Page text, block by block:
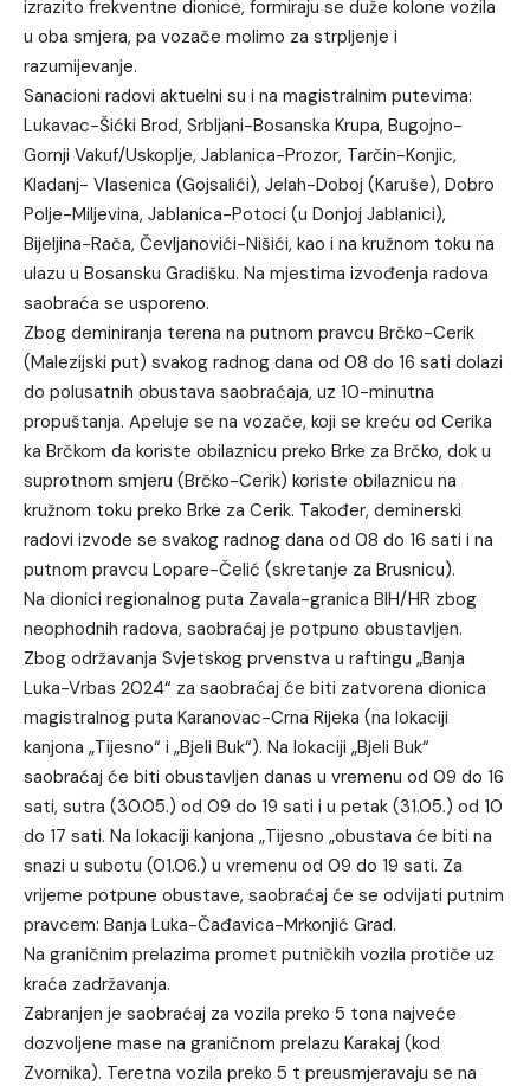
izrazito frekventne dionice, formiraju se duže kolone vozila
u oba smjera, pa vozače molimo za strpljenje i
razumijevanje.
Sanacioni radovi aktuelni su i na magistralnim putevima:
Lukavac-Šićki Brod, Srbljani-Bosanska Krupa, Bugojno-
Gornji Vakuf/Uskoplje, Jablanica-Prozor, Tarčin-Konjic,
Kladanj- Vlasenica (Gojsalići), Jelah-Doboj (Karuše), Dobro
Polje-Miljevina, Jablanica-Potoci (u Donjoj Jablanici),
Bijeljina-Rača, Čevljanovići-Nišići, kao i na kružnom toku na
ulazu u Bosansku Gradišku. Na mjestima izvođenja radova
saobraća se usporeno.
Zbog deminiranja terena na putnom pravcu Brčko-Cerik
(Malezijski put) svakog radnog dana od 08 do 16 sati dolazi
do polusatnih obustava saobraćaja, uz 10-minutna
propuštanja. Apeluje se na vozače, koji se kreću od Cerika
ka Brčkom da koriste obilaznicu preko Brke za Brčko, dok u
suprotnom smjeru (Brčko-Cerik) koriste obilaznicu na
kružnom toku preko Brke za Cerik. Također, deminerski
radovi izvode se svakog radnog dana od 08 do 16 sati i na
putnom pravcu Lopare-Čelić (skretanje za Brusnicu).
Na dionici regionalnog puta Zavala-granica BIH/HR zbog
neophodnih radova, saobraćaj je potpuno obustavljen.
Zbog održavanja Svjetskog prvenstva u raftingu „Banja
Luka-Vrbas 2024“ za saobraćaj će biti zatvorena dionica
magistralnog puta Karanovac-Crna Rijeka (na lokaciji
kanjona „Tijesno“ i „Bjeli Buk“). Na lokaciji „Bjeli Buk“
saobraćaj će biti obustavljen danas u vremenu od 09 do 16
sati, sutra (30.05.) od 09 do 19 sati i u petak (31.05.) od 10
do 17 sati. Na lokaciji kanjona „Tijesno „obustava će biti na
snazi u subotu (01.06.) u vremenu od 09 do 19 sati. Za
vrijeme potpune obustave, saobraćaj će se odvijati putnim
pravcem: Banja Luka-Čađavica-Mrkonjić Grad.
Na graničnim prelazima promet putničkih vozila protiče uz
kraća zadržavanja.
Zabranjen je saobraćaj za vozila preko 5 tona najveće
dozvoljene mase na graničnom prelazu Karakaj (kod
Zvornika). Teretna vozila preko 5 t preusmjeravaju se na